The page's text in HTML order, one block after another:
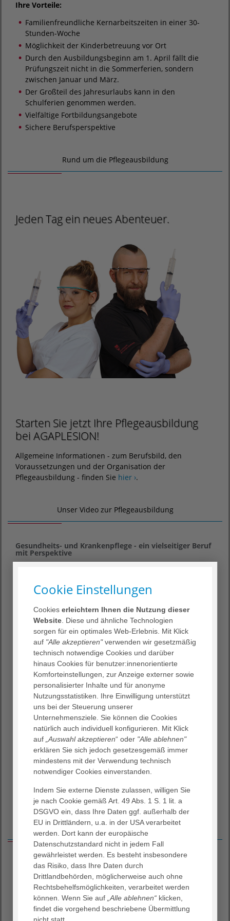
Ihre Vorteile:
Familienfreundliche Kernarbeitszeiten in einer 30-
Stunden-Woche
Möglichkeit der Kinderbetreuung vor Ort
Durch den Ausbildungsbeginn am 1. April fällt die
Prüfungszeit nicht in die Sommerferien, sondern
zwischen Januar und März.
Der Großteil des Jahresurlaubs kann in den
Schulferien genommen werden.
Vielfältige Fortbildungsangebote
Sichere Berufsperspektive
Rund um die Pflegeausbildung
Jeden Tag ein neues Abenteuer.
Starten Sie jetzt Ihre Pflegeausbildung
bei AGAPLESION!
Allgemeine Informationen - zum Berufsbild, den
Voraussetzungen und der Organisation der
Pflegeausbildung - finden Sie hier ›.
Unser Video zur Pflegeausbildung
Gesundheits- und Krankenpflege - ein vielseitiger Beruf
mit Perspektive
DIAKONIE KLINIKEN.
In unserem Video erklärt sie, warum sie sich für
diesen Job entschieden hat, was ihren Berufsalltag
ausmacht und welche Eigenschaften Sie mitbringen
sollten, wenn Sie sich für eine Pflegeausbildung
entscheiden.
Zum Video ›
Weitere Ausbildungsberufe
Operationstechnischer Assistent (w/m)
Die Ausbildung zum/zur Operationstechnischen
Assistenten/in (OTA) qualifiziert Sie für die Mitarbeit im
Operationssaal, der Zentralen Notfallaufnahme, der
Endoskopie und der Zentralen
Cookie Einstellungen
Cookieserleichtern Ihnen die Nutzung dieser
Website . Diese und ähnliche Technologien
sorgen für ein optimales Web-Erlebnis. Mit Klick
auf "Alle akzeptieren"verwenden wir gesetzmäßig
technisch notwendige Cookies und darüber
hinaus Cookies für benutzer:innenorientierte
Komforteinstellungen, zur Anzeige externer sowie
personalisierter Inhalte und für anonyme
Nutzungsstatistiken. Ihre Einwilligung unterstützt
uns bei der Steuerung unserer
Unternehmensziele. Sie können die Cookies
natürlich auch individuell konfigurieren. Mit Klick
auf „Auswahl akzeptieren“ oder "Alle ablehnen"
erklären Sie sich jedoch gesetzesgemäß immer
mindestens mit der Verwendung technisch
notwendiger Cookies einverstanden.
Indem Sie externe Dienste zulassen, willigen Sie
je nach Cookie gemäß Art. 49 Abs. 1 S. 1 lit. a
DSGVO ein, dass Ihre Daten ggf. außerhalb der
EU in Drittländern, u.a. in der USA verarbeitet
werden. Dort kann der europäische
Datenschutzstandard nicht in jedem Fall
gewährleistet werden. Es besteht insbesondere
das Risiko, dass Ihre Daten durch
Drittlandbehörden, möglicherweise auch ohne
Rechtsbehelfsmöglichkeiten, verarbeitet werden
können. Wenn Sie auf „Alle ablehnen“ klicken,
findet die vorgehend beschriebene Übermittlung